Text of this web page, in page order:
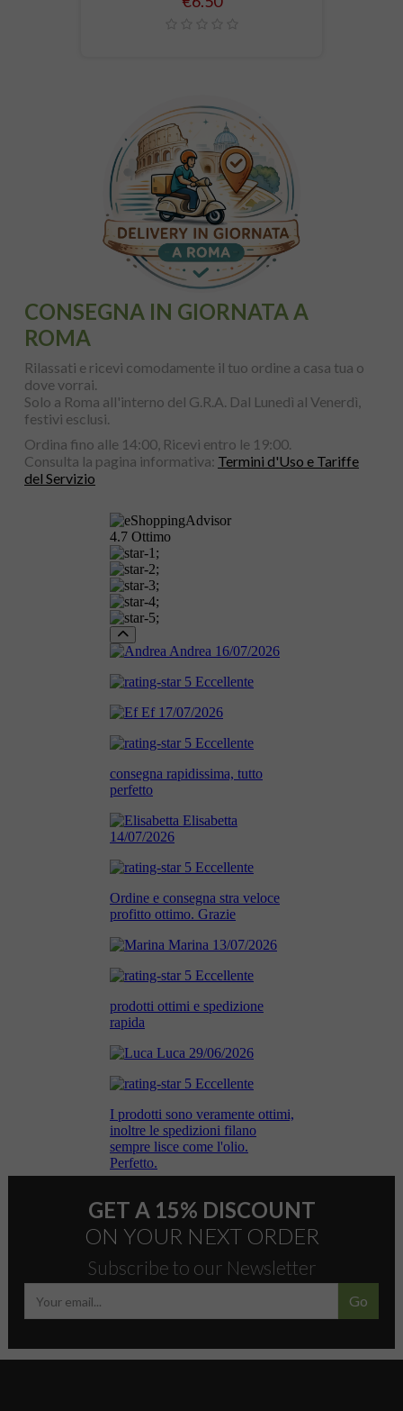
CONSEGNA IN GIORNATA A
ROMA
Rilassati e ricevi comodamente il tuo ordine a casa tua o
dove vorrai.
Solo a Roma all'interno del G.R.A. Dal Lunedì al Venerdì,
festivi esclusi.
Ordina fino alle 14:00, Ricevi entro le 19:00.
Consulta la pagina informativa: Termini d'Uso e Tariffe
del Servizio
GET A 15% DISCOUNT
ON YOUR NEXT ORDER
Subscribe to our Newsletter
Go